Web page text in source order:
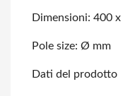
Dimensioni: 400
Pole size: Ø mm
Dati del prodotto